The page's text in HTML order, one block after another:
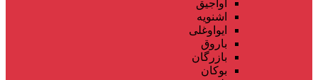
آواجیق
اشنویه
ایواوغلی
باروق
بازرگان
بوکان